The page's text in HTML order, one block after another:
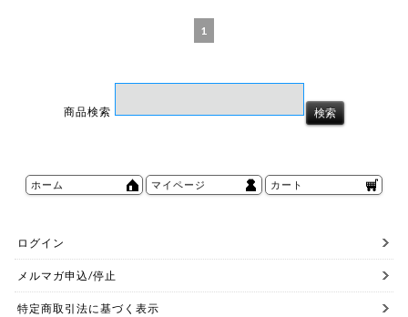
1
商品検索
ホーム マイページ カート
ログイン
メルマガ申込/停止
特定商取引法に基づく表示